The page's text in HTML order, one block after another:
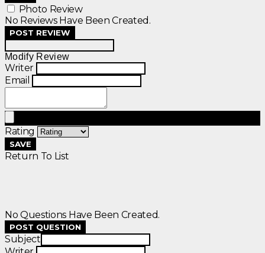
Photo Review
No Reviews Have Been Created.
POST REVIEW
Modify Review
Writer
Email
Rating
SAVE
Return To List
No Questions Have Been Created.
POST QUESTION
Subject